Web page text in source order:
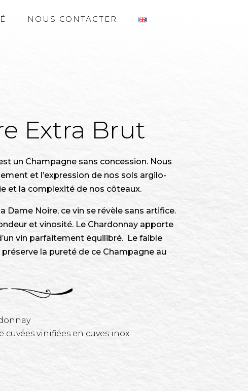
NOUS CONTACTER
Extra Brut
un Champagne sans concession. Nous
et l’expression de nos sols argilo-
et la complexité de nos côteaux.
Noire, ce vin se révèle sans artifice.
et vinosité. Le Chardonnay apporte
vin parfaitement équilibré. Le faible
la pureté de ce Champagne au
vinifiées en cuves inox